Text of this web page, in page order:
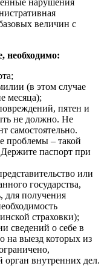
величин с
необходимо:
(в этом случае
месяца);
пятен и
не должно. Не
самостоятельно.
проблемы – такой
паспорт при
или
государства,
для получения
страховки);
сведений о себе в
на выезд которых из
орган внутренних дел.